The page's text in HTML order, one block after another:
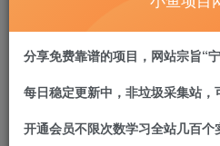
讲解AI赋能短视频的底层逻辑，
算法认知与AI创作落地全链路。
适合学习人群
1. 不懂平台算法、视频无播放的
分享免费靠谱的项目，网站宗旨“宁
每日稳定更新中，非垃圾采集站，
开通会员不限次数学习全站几百个